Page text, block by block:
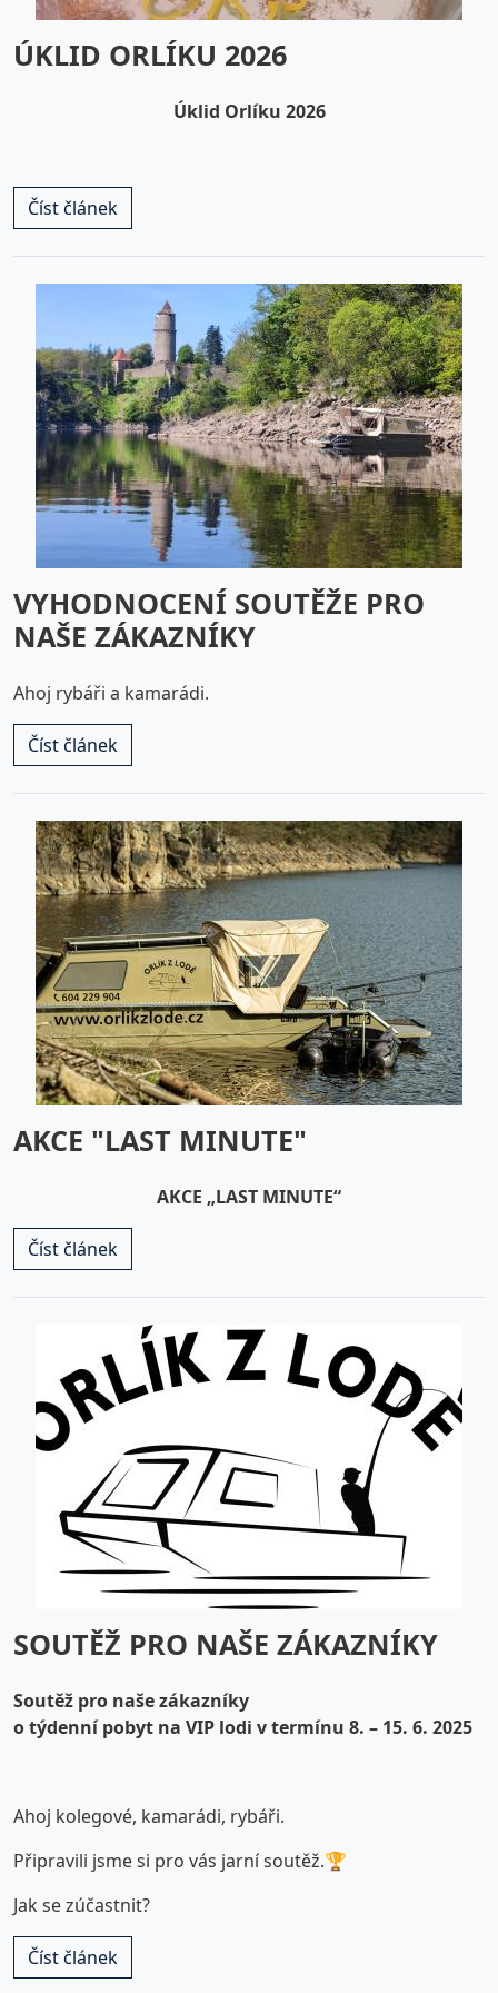
ÚKLID ORLÍKU 2026
Úklid Orlíku 2026
Číst článek
VYHODNOCENÍ SOUTĚŽE PRO
NAŠE ZÁKAZNÍKY
Ahoj rybáři a kamarádi.
Číst článek
AKCE "LAST MINUTE"
AKCE „LAST MINUTE“
Číst článek
SOUTĚŽ PRO NAŠE ZÁKAZNÍKY
Soutěž pro naše zákazníky
o týdenní pobyt na VIP lodi v termínu 8. – 15. 6. 2025
Ahoj kolegové, kamarádi, rybáři.
Připravili jsme si pro vás jarní soutěž.🏆
Jak se zúčastnit?
Číst článek